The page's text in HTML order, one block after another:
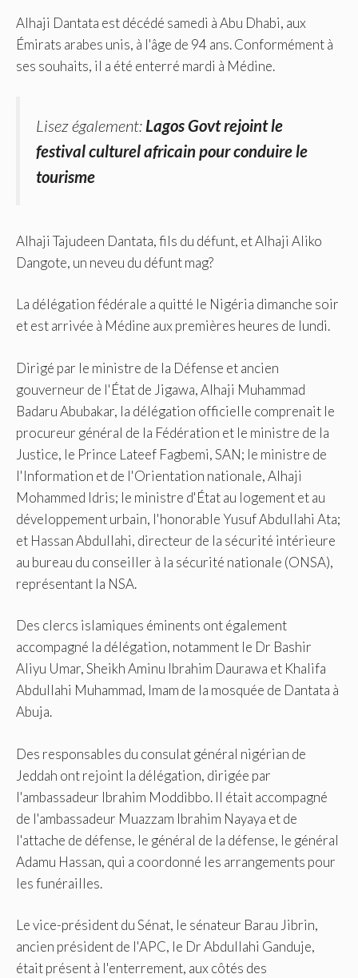
Alhaji Dantata est décédé samedi à Abu Dhabi, aux
Émirats arabes unis, à l'âge de 94 ans. Conformément à
ses souhaits, il a été enterré mardi à Médine.
Lisez également: Lagos Govt rejoint le
festival culturel africain pour conduire le
tourisme
Alhaji Tajudeen Dantata, fils du défunt, et Alhaji Aliko
Dangote, un neveu du défunt mag?
La délégation fédérale a quitté le Nigéria dimanche soir
et est arrivée à Médine aux premières heures de lundi.
Dirigé par le ministre de la Défense et ancien
gouverneur de l'État de Jigawa, Alhaji Muhammad
Badaru Abubakar, la délégation officielle comprenait le
procureur général de la Fédération et le ministre de la
Justice, le Prince Lateef Fagbemi, SAN; le ministre de
l'Information et de l'Orientation nationale, Alhaji
Mohammed Idris; le ministre d'État au logement et au
développement urbain, l'honorable Yusuf Abdullahi Ata;
et Hassan Abdullahi, directeur de la sécurité intérieure
au bureau du conseiller à la sécurité nationale (ONSA),
représentant la NSA.
Des clercs islamiques éminents ont également
accompagné la délégation, notamment le Dr Bashir
Aliyu Umar, Sheikh Aminu Ibrahim Daurawa et Khalifa
Abdullahi Muhammad, Imam de la mosquée de Dantata à
Abuja.
Des responsables du consulat général nigérian de
Jeddah ont rejoint la délégation, dirigée par
l'ambassadeur Ibrahim Moddibbo. Il était accompagné
de l'ambassadeur Muazzam Ibrahim Nayaya et de
l'attache de défense, le général de la défense, le général
Adamu Hassan, qui a coordonné les arrangements pour
les funérailles.
Le vice-président du Sénat, le sénateur Barau Jibrin,
ancien président de l'APC, le Dr Abdullahi Ganduje,
était présent à l'enterrement, aux côtés des